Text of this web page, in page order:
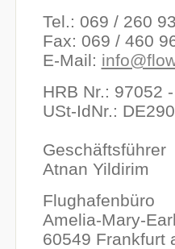
Tel.: 069 / 260
Fax: 069 / 460
E-Mail:
HRB Nr.: 97052
USt-IdNr.:
Geschäftsführer
Atnan Yildirim
Flughafenbüro
Amelia-Mary-
60549 Frankfurt